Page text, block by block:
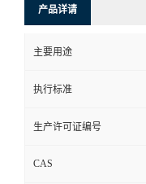
产品详请
主要用途
执行标准
生产许可证编号
CAS